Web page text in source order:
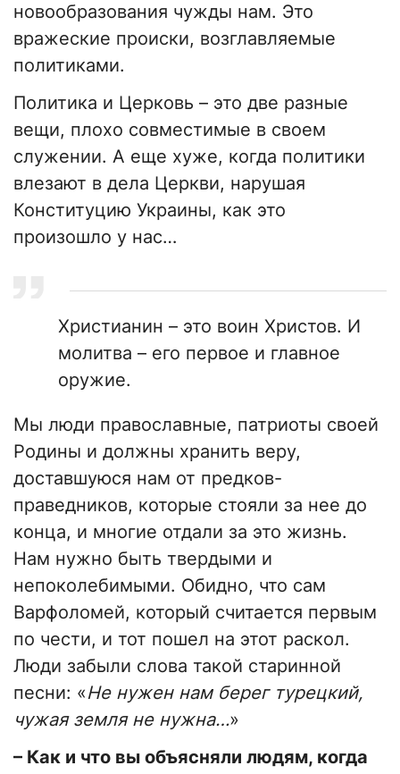
новообразования чужды нам. Это
вражеские происки, возглавляемые
политиками.
Политика и Церковь – это две разные
вещи, плохо совместимые в своем
служении. А еще хуже, когда политики
влезают в дела Церкви, нарушая
Конституцию Украины, как это
произошло у нас…
Христианин – это воин Христов. И
молитва – его первое и главное
оружие.
Мы люди православные, патриоты своей
Родины и должны хранить веру,
доставшуюся нам от предков-
праведников, которые стояли за нее до
конца, и многие отдали за это жизнь.
Нам нужно быть твердыми и
непоколебимыми. Обидно, что сам
Варфоломей, который считается первым
по чести, и тот пошел на этот раскол.
Люди забыли слова такой старинной
песни: «Не нужен нам берег турецкий,
чужая земля не нужна…»
– Как и что вы объясняли людям, когда